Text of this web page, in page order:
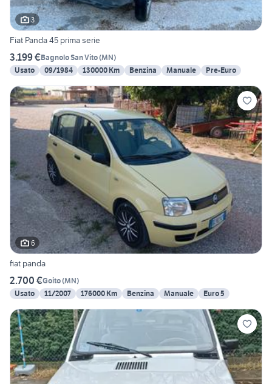
3
Fiat Panda 45 prima serie
3.199 €Bagnolo San Vito(MN)
Usato
09/1984 130000 Km Benzina Manuale Pre-Euro
6
fiat panda
2.700 €Goito(MN)
Usato
11/2007 176000 Km Benzina Manuale Euro 5